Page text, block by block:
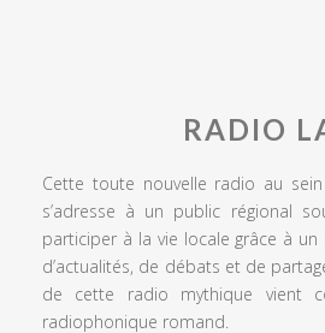
RADIO
Cette toute nouvelle radio au
s’adresse à un public régional
participer à la vie locale grâce à
d’actualités, de débats et de
de cette radio mythique vient
radiophonique romand.